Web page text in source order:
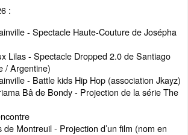
:
- Spectacle Haute-Couture de Josépha
Lilas - Spectacle Dropped 2.0 de Santiago
/ Argentine)
- Battle kids Hip Hop (association Jkayz)
Bâ de Bondy - Projection de la série The
de Montreuil - Projection d’un film (nom en